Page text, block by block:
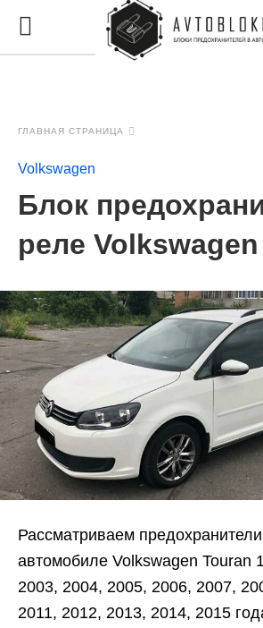
ГЛАВНАЯ СТРАНИЦА
Volkswagen
Блок
реле
Рассматриваем
автомобиле Volkswagen Touran
2003, 2004, 2005, 2006, 2007,
2011, 2012, 2013, 2014, 2015